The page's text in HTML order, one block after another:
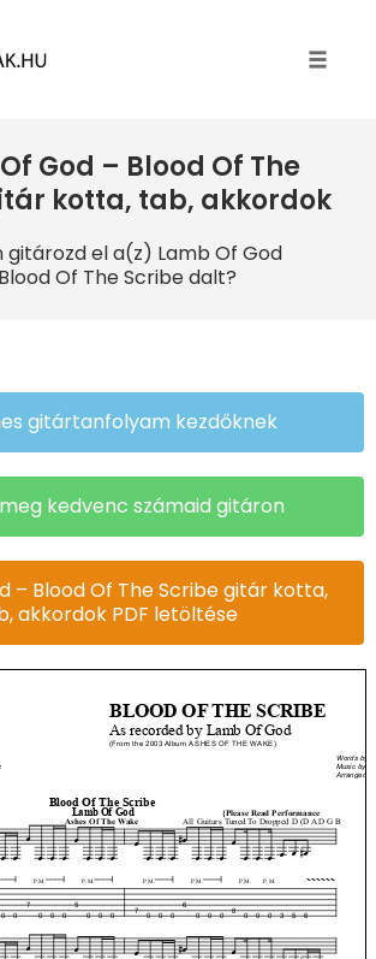
God – Blood Of The
kotta, tab, akkordok
gitározd el a(z) Lamb Of God
Of The Scribe dalt?
gitártanfolyam kezdőknek
kedvenc számaid gitáron
– Blood Of The Scribe gitár kotta,
akkordok PDF letöltése